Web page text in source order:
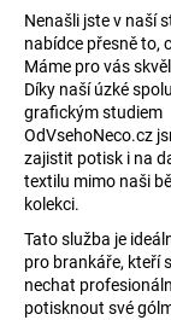
Nenašli jste v naší
nabídce přesně to,
Máme pro vás
Díky naší úzké
grafickým studiem
OdVsehoNeco.cz
zajistit potisk i na
textilu mimo naši
kolekci.
Tato služba je
pro brankáře, kteří
nechat
potisknout své
j
e
t
e
n
a
j
í
t
?